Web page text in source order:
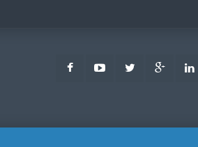
FacebookYoutubeTwitter